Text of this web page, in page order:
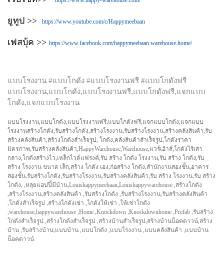
ยูทูป >> https://www.youtube.com/c/Happymeebaan
เฟสบุ้ค >> https://www.facebook.com/happymeebaan.warehouse.home/
แบบโรงงาน #แบบโกดัง #แบบโรงงานฟรี #แบบโกดังฟรี
แบบโรงงาน,แบบโกดัง,แบบโรงงานฟรี,แบบโกดังฟรี,แจกแบบ
โกดัง,แจกแบบโรงงาน
แบบโรงงาน,แบบโกดัง,แบบโรงงานฟรี,แบบโกดังฟรี,แจกแบบโกดัง,แจกแบบ
โรงงานสร้างโกดัง,รับสร้างโกดัง,สร้างโรงงาน,รับสร้างโรงงาน,สร้างคลังสินค้า,รับ
สร้างคลังสินค้า,สร้างโกดังสำเร็จรูป, โกดัง,คลังสินค้าสำเร็จรูป,โกดังราคา
มิตรภาพ,รับสร้างคลังสินค้า,HappyWarehouse,Warehouse,แวร์เฮ้าส์,โกดังไร้เสา
กลาง,โกดังสร้างไว,เหล็กไวด์แฟรงค์,รับ สร้าง โกดัง โรงงาน,รับ สร้าง โกดัง,รับ
สร้าง โรงงาน ขนาด เล็ก,สร้าง โกดัง เอง,ก่อสร้าง โกดัง,สำนักงานสองชั้น,อาคาร
สองชั้น,รับสร้างโกดัง,รับสร้างโรงงาน,รับสร้างคลังสินค้า,รับ สร้าง โรงงาน,รับ สร้าง
โกดัง, ,หลุยแฮปปี้มีบ้าน,Louishappymeebaan,Louishappywarehouse ,สร้างโกดัง
,สร้างโรงงาน,สร้างคลังสินค้า ,รับสร้างโกดัง ,รับสร้างโรงงาน,รับสร้างคลังสินค้า
,โกดังสำเร็จรูป ,สร้างโกดังเช่า ,โกดังให้เช่า ,ให้เช่าโกดัง
,warehouse,happywarehouse ,Home ,Knockdown ,Knockdownhome ,Prefab ,รับสร้าง
โกดังสำเร็จรูป ,สร้างโกดังสำเร็จรูป ,สร้างบ้านสำเร็จรูป,สร้างบ้านน็อคดาวน์,สร้าง
บ้าน ,รับสร้างบ้าน,แบบบ้าน ,แบบโกดัง ,แบบโรงงาน ,แบบคลังสินค้า ,แบบบ้าน
น็อคดาวน์